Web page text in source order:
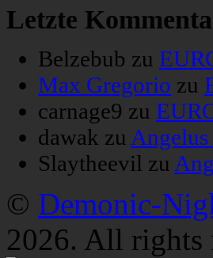
Letzte
Belzebub zu
Max Gregorio zu
carnage9 zu
dawak zu
Slaytheevil zu
© Demonic-
2026. All rights